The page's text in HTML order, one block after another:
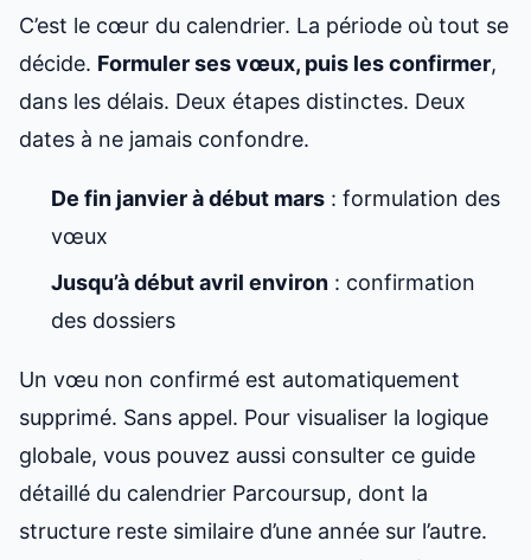
C’est le cœur du calendrier. La période où tout se
décide. Formuler ses vœux, puis les confirmer,
dans les délais. Deux étapes distinctes. Deux
dates à ne jamais confondre.
De fin janvier à début mars : formulation des
vœux
Jusqu’à début avril environ : confirmation
des dossiers
Un vœu non confirmé est automatiquement
supprimé. Sans appel. Pour visualiser la logique
globale, vous pouvez aussi consulter ce guide
détaillé du calendrier Parcoursup, dont la
structure reste similaire d’une année sur l’autre.